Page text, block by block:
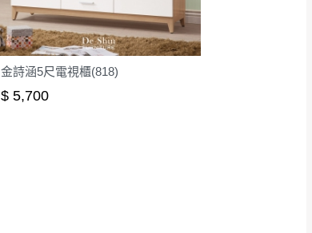
金詩涵5尺電視櫃(818)
$ 5,700